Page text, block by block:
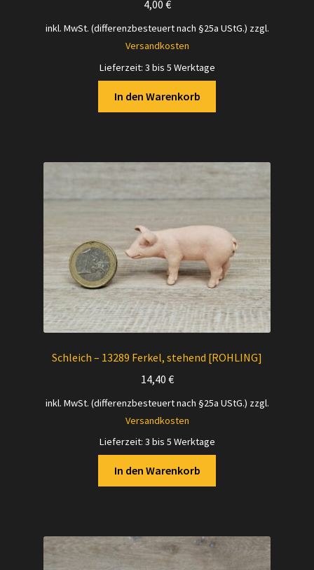
4,00 €
inkl. MwSt. (differenzbesteuert nach §25a UStG.) zzgl.
Versandkosten
Lieferzeit: 3 bis 5 Werktage
In den Warenkorb
Schleich – 13289 Ferkel, stehend [ROHLING]
14,40 €
inkl. MwSt. (differenzbesteuert nach §25a UStG.) zzgl.
Versandkosten
Lieferzeit: 3 bis 5 Werktage
In den Warenkorb